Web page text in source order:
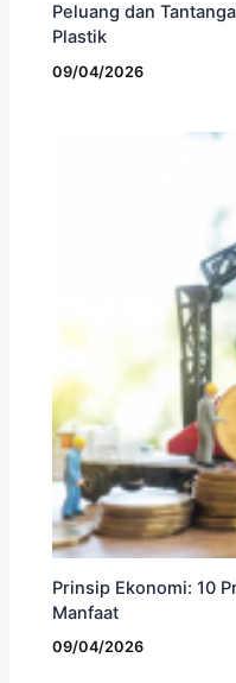
Peluang dan
Plastik
09/04/2026
Prinsip Ekonomi: 10
Manfaat
09/04/2026